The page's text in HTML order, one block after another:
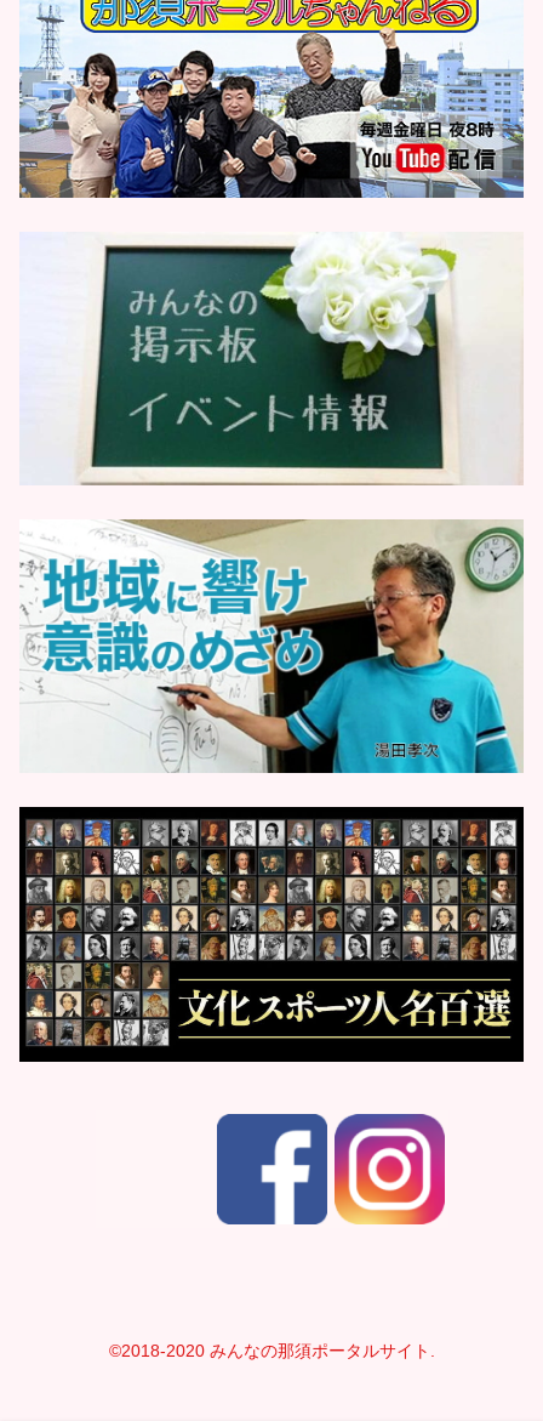
©2018-2020 みんなの那須ポータルサイト.